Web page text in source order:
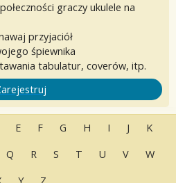
graczy ukulele na
przyjaciół
śpiewnika
tabulatur, coverów, itp.
E F G H I J
K
Q R S T U V
W